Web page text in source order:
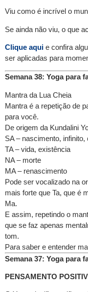
Viu como é incrível o
Se ainda não viu, o que
Clique aqui e confira
ser aplicadas para
Semana 38: Yoga para
Mantra da Lua Cheia
Mantra é a repetição de
para você.
De origem da Kundalini
SA – nascimento, infinito,
TA – vida, existência
NA – morte
MA – renascimento
Pode ser vocalizado na
mais forte que Ta, que é
Ma.
E assim, repetindo o
que se faz apenas
tom.
Para saber e entender
Semana 37: Yoga para
PENSAMENTO